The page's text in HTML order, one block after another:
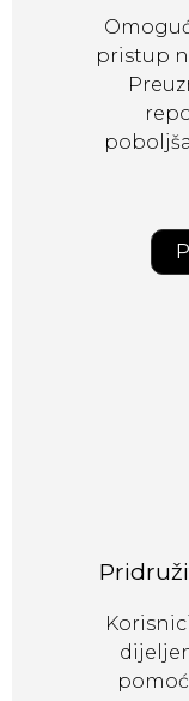
pristup